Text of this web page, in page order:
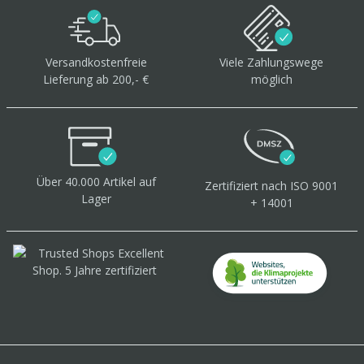
Versandkostenfreie
Lieferung ab 200,- €
Viele Zahlungswege
möglich
Über 40.000 Artikel auf
Lager
Zertifiziert nach ISO 9001
+ 14001